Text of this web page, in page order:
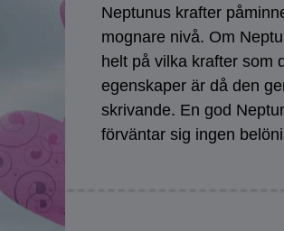
Neptunus krafter
mognare nivå. Om
helt på vilka krafter som
egenskaper är då den
skrivande. En god
förväntar sig ingen